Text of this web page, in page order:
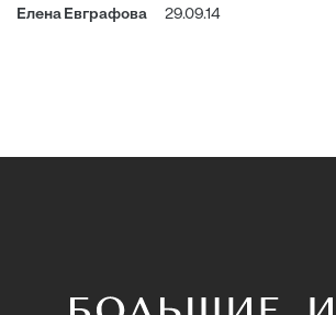
Елена Евграфова 29.09.14